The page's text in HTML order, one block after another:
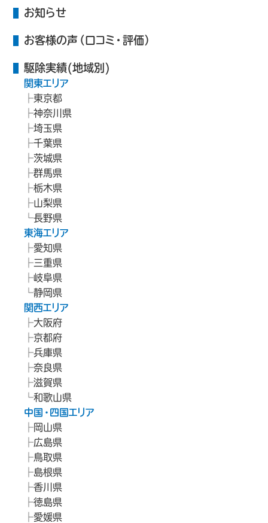
お知らせ
お客様の声（口コミ・評価）
駆除実績(地域別)
関東エリア
東京都
神奈川県
埼玉県
千葉県
茨城県
群馬県
栃木県
山梨県
長野県
東海エリア
愛知県
三重県
岐阜県
静岡県
関西エリア
大阪府
京都府
兵庫県
奈良県
滋賀県
和歌山県
中国・四国エリア
岡山県
広島県
鳥取県
島根県
香川県
徳島県
愛媛県